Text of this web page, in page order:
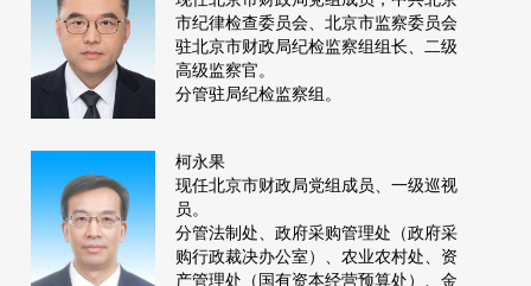
市纪律检查委员会、北京市监察委员会
驻北京市财政局纪检监察组组长、二级
高级监察官。
分管驻局纪检监察组。
柯永果
现任北京市财政局党组成员、一级巡视
员。
分管法制处、政府采购管理处（政府采
购行政裁决办公室）、农业农村处、资
产管理处（国有资本经营预算处）、金